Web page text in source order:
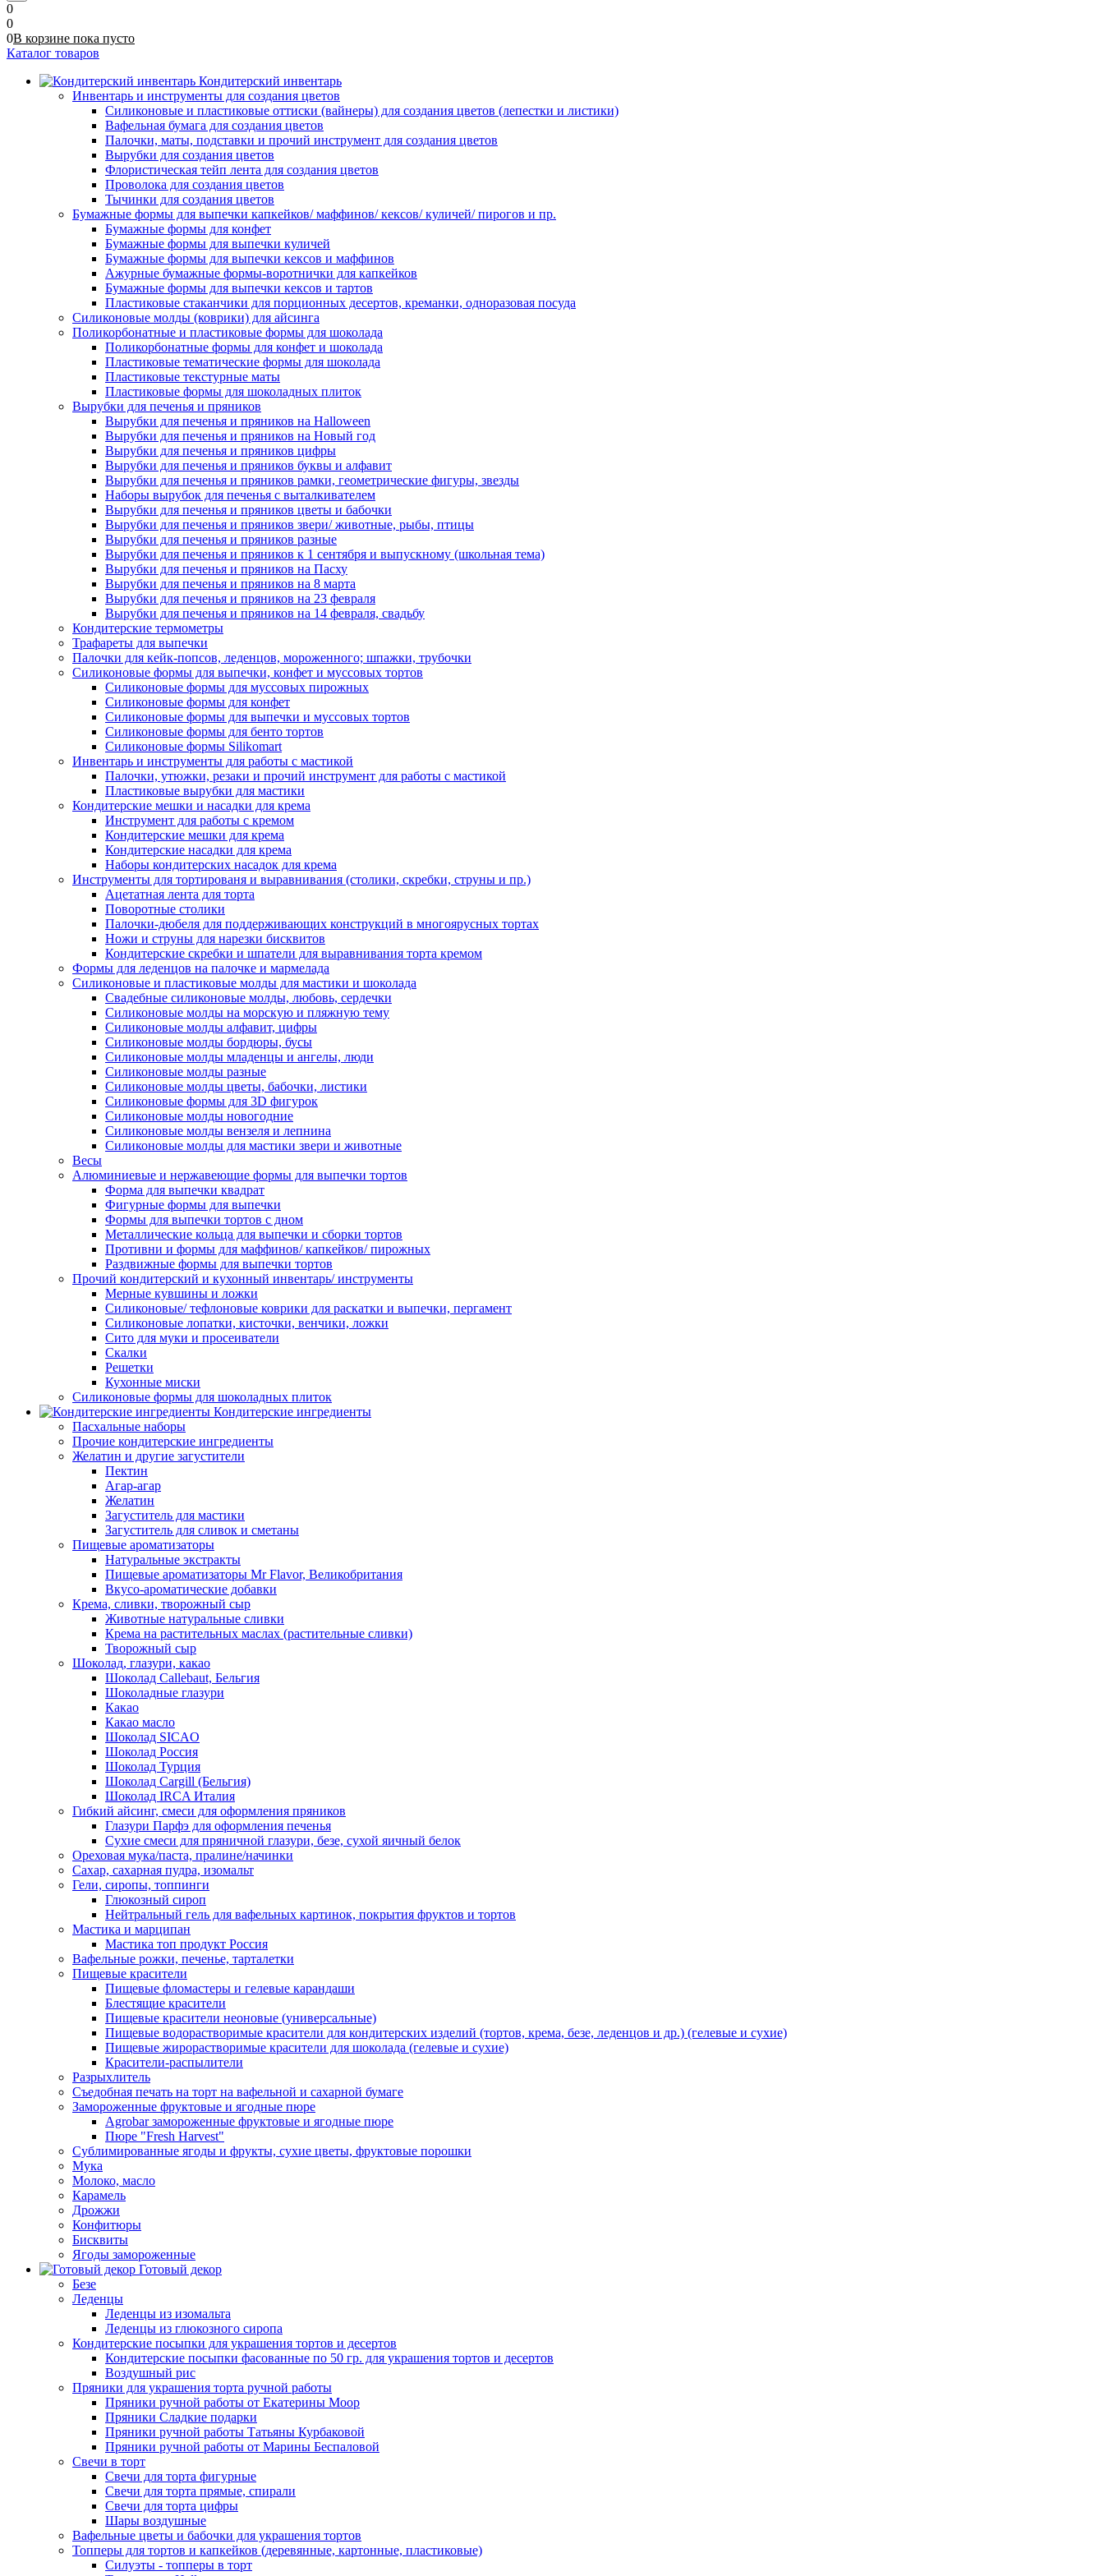
0
0
0В корзине пока пусто
Каталог товаров
Кондитерский инвентарь
Инвентарь и инструменты для создания цветов
Силиконовые и пластиковые оттиски (вайнеры) для создания цветов (лепестки и листики)
Вафельная бумага для создания цветов
Палочки, маты, подставки и прочий инструмент для создания цветов
Вырубки для создания цветов
Флористическая тейп лента для создания цветов
Проволока для создания цветов
Тычинки для создания цветов
Бумажные формы для выпечки капкейков/ маффинов/ кексов/ куличей/ пирогов и пр.
Бумажные формы для конфет
Бумажные формы для выпечки куличей
Бумажные формы для выпечки кексов и маффинов
Ажурные бумажные формы-воротнички для капкейков
Бумажные формы для выпечки кексов и тартов
Пластиковые стаканчики для порционных десертов, креманки, одноразовая посуда
Силиконовые молды (коврики) для айсинга
Поликорбонатные и пластиковые формы для шоколада
Поликорбонатные формы для конфет и шоколада
Пластиковые тематические формы для шоколада
Пластиковые текстурные маты
Пластиковые формы для шоколадных плиток
Вырубки для печенья и пряников
Вырубки для печенья и пряников на Halloween
Вырубки для печенья и пряников на Новый год
Вырубки для печенья и пряников цифры
Вырубки для печенья и пряников буквы и алфавит
Вырубки для печенья и пряников рамки, геометрические фигуры, звезды
Наборы вырубок для печенья с выталкивателем
Вырубки для печенья и пряников цветы и бабочки
Вырубки для печенья и пряников звери/ животные, рыбы, птицы
Вырубки для печенья и пряников разные
Вырубки для печенья и пряников к 1 сентября и выпускному (школьная тема)
Вырубки для печенья и пряников на Пасху
Вырубки для печенья и пряников на 8 марта
Вырубки для печенья и пряников на 23 февраля
Вырубки для печенья и пряников на 14 февраля, свадьбу
Кондитерские термометры
Трафареты для выпечки
Палочки для кейк-попсов, леденцов, мороженного; шпажки, трубочки
Силиконовые формы для выпечки, конфет и муссовых тортов
Силиконовые формы для муссовых пирожных
Силиконовые формы для конфет
Силиконовые формы для выпечки и муссовых тортов
Силиконовые формы для бенто тортов
Силиконовые формы Silikomart
Инвентарь и инструменты для работы с мастикой
Палочки, утюжки, резаки и прочий инструмент для работы с мастикой
Пластиковые вырубки для мастики
Кондитерские мешки и насадки для крема
Инструмент для работы с кремом
Кондитерские мешки для крема
Кондитерские насадки для крема
Наборы кондитерских насадок для крема
Инструменты для тортированя и выравнивания (столики, скребки, струны и пр.)
Ацетатная лента для торта
Поворотные столики
Палочки-дюбеля для поддерживающих конструкций в многоярусных тортах
Ножи и струны для нарезки бисквитов
Кондитерские скребки и шпатели для выравнивания торта кремом
Формы для леденцов на палочке и мармелада
Силиконовые и пластиковые молды для мастики и шоколада
Свадебные силиконовые молды, любовь, сердечки
Силиконовые молды на морскую и пляжную тему
Силиконовые молды алфавит, цифры
Силиконовые молды бордюры, бусы
Силиконовые молды младенцы и ангелы, люди
Силиконовые молды разные
Силиконовые молды цветы, бабочки, листики
Силиконовые формы для 3D фигурок
Силиконовые молды новогодние
Силиконовые молды вензеля и лепнина
Силиконовые молды для мастики звери и животные
Весы
Алюминиевые и нержавеющие формы для выпечки тортов
Форма для выпечки квадрат
Фигурные формы для выпечки
Формы для выпечки тортов с дном
Металлические кольца для выпечки и сборки тортов
Противни и формы для маффинов/ капкейков/ пирожных
Раздвижные формы для выпечки тортов
Прочий кондитерский и кухонный инвентарь/ инструменты
Мерные кувшины и ложки
Силиконовые/ тефлоновые коврики для раскатки и выпечки, пергамент
Силиконовые лопатки, кисточки, венчики, ложки
Сито для муки и просеиватели
Скалки
Решетки
Кухонные миски
Силиконовые формы для шоколадных плиток
Кондитерские ингредиенты
Пасхальные наборы
Прочие кондитерские ингредиенты
Желатин и другие загустители
Пектин
Агар-агар
Желатин
Загуститель для мастики
Загуститель для сливок и сметаны
Пищевые ароматизаторы
Натуральные экстракты
Пищевые ароматизаторы Mr Flavor, Великобритания
Вкусо-ароматические добавки
Крема, сливки, творожный сыр
Животные натуральные сливки
Крема на растительных маслах (растительные сливки)
Творожный сыр
Шоколад, глазури, какао
Шоколад Callebaut, Бельгия
Шоколадные глазури
Какао
Какао масло
Шоколад SICAO
Шоколад Россия
Шоколад Турция
Шоколад Cargill (Бельгия)
Шоколад IRCA Италия
Гибкий айсинг, смеси для оформления пряников
Глазури Парфэ для оформления печенья
Сухие смеси для пряничной глазури, безе, сухой яичный белок
Ореховая мука/паста, пралине/начинки
Сахар, сахарная пудра, изомальт
Гели, сиропы, топпинги
Глюкозный сироп
Нейтральный гель для вафельных картинок, покрытия фруктов и тортов
Мастика и марципан
Мастика топ продукт Россия
Вафельные рожки, печенье, тарталетки
Пищевые красители
Пищевые фломастеры и гелевые карандаши
Блестящие красители
Пищевые красители неоновые (универсальные)
Пищевые водорастворимые красители для кондитерских изделий (тортов, крема, безе, леденцов и др.) (гелевые и сухие)
Пищевые жирорастворимые красители для шоколада (гелевые и сухие)
Красители-распылители
Разрыхлитель
Съедобная печать на торт на вафельной и сахарной бумаге
Замороженные фруктовые и ягодные пюре
Agrobar замороженные фруктовые и ягодные пюре
Пюре "Fresh Harvest"
Сублимированные ягоды и фрукты, сухие цветы, фруктовые порошки
Мука
Молоко, масло
Карамель
Дрожжи
Конфитюры
Бисквиты
Ягоды замороженные
Готовый декор
Безе
Леденцы
Леденцы из изомальта
Леденцы из глюкозного сиропа
Кондитерские посыпки для украшения тортов и десертов
Кондитерские посыпки фасованные по 50 гр. для украшения тортов и десертов
Воздушный рис
Пряники для украшения торта ручной работы
Пряники ручной работы от Екатерины Моор
Пряники Сладкие подарки
Пряники ручной работы Татьяны Курбаковой
Пряники ручной работы от Марины Беспаловой
Свечи в торт
Свечи для торта фигурные
Свечи для торта прямые, спирали
Свечи для торта цифры
Шары воздушные
Вафельные цветы и бабочки для украшения тортов
Топперы для тортов и капкейков (деревянные, картонные, пластиковые)
Силуэты - топперы в торт